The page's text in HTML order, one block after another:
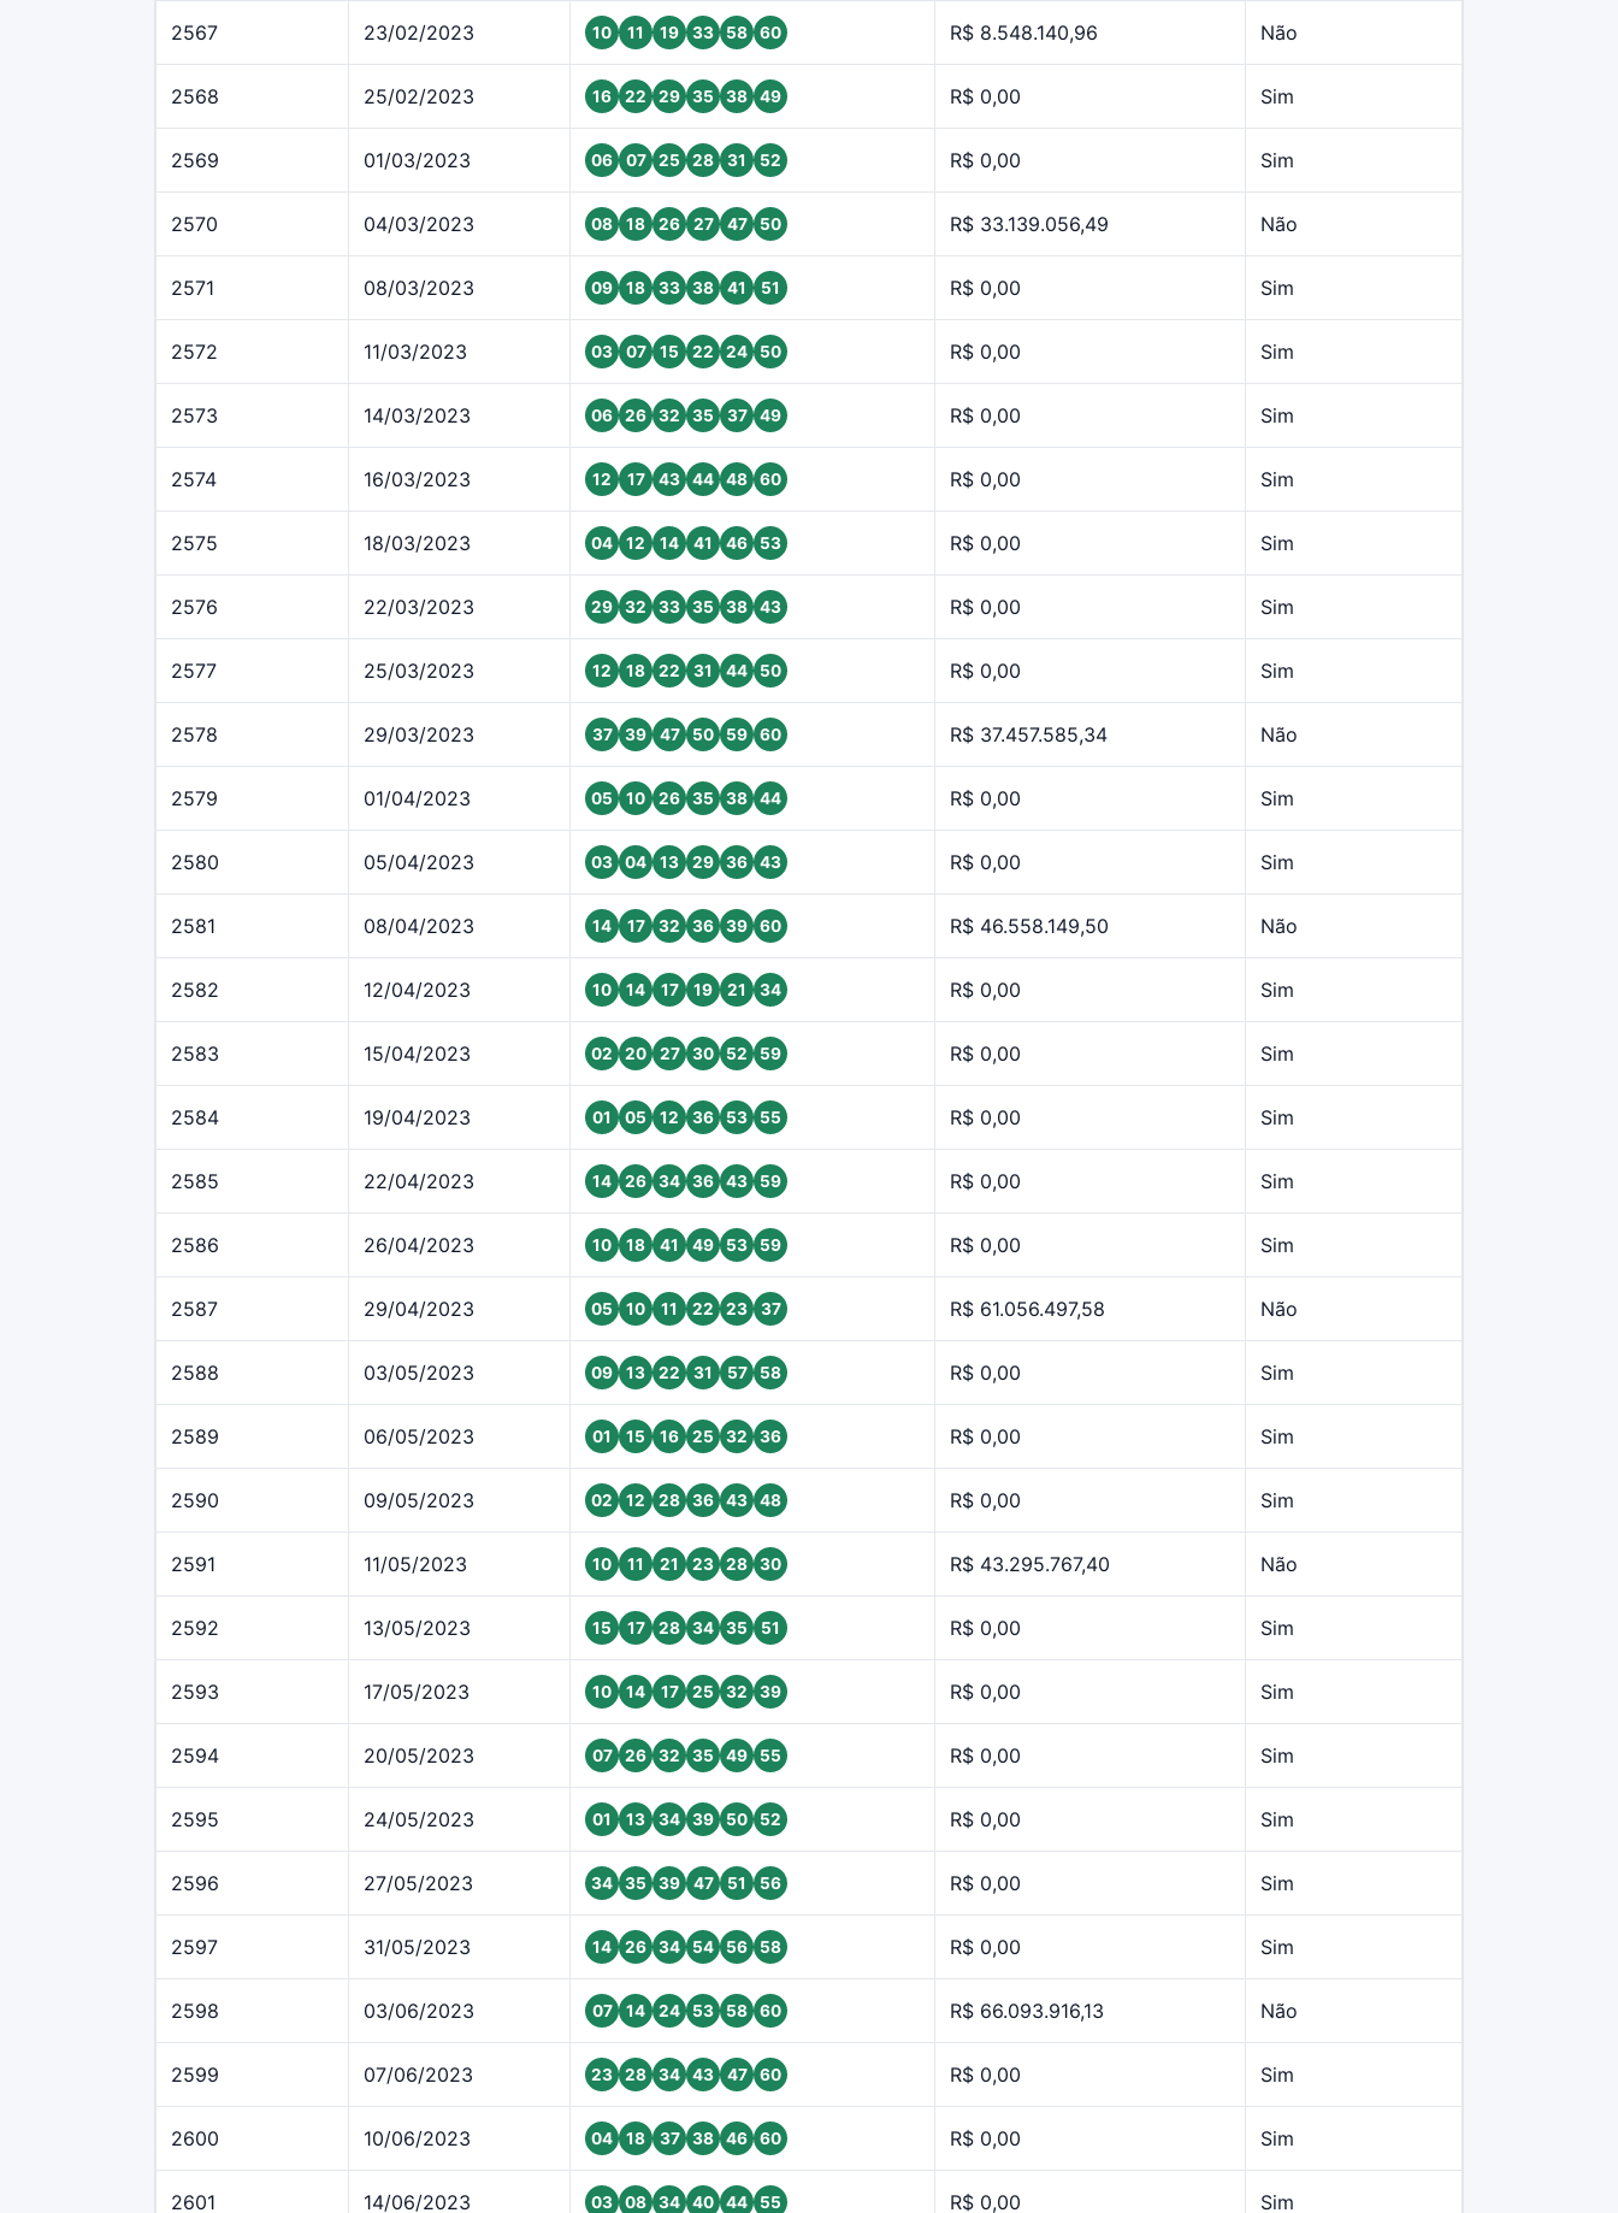
2567 23/02/2023 10 11 19 33 58 60 R$ 8.548.140,96 Não
2568 25/02/2023 16 22 29 35 38 49 R$ 0,00 Sim
2569 01/03/2023 06 07 25 28 31 52 R$ 0,00 Sim
2570 04/03/2023 08 18 26 27 47 50 R$ 33.139.056,49 Não
2571 08/03/2023 09 18 33 38 41 51 R$ 0,00 Sim
2572 11/03/2023 03 07 15 22 24 50 R$ 0,00 Sim
2573 14/03/2023 06 26 32 35 37 49 R$ 0,00 Sim
2574 16/03/2023 12 17 43 44 48 60 R$ 0,00 Sim
2575 18/03/2023 04 12 14 41 46 53 R$ 0,00 Sim
2576 22/03/2023 29 32 33 35 38 43 R$ 0,00 Sim
2577 25/03/2023 12 18 22 31 44 50 R$ 0,00 Sim
2578 29/03/2023 37 39 47 50 59 60 R$ 37.457.585,34 Não
2579 01/04/2023 05 10 26 35 38 44 R$ 0,00 Sim
2580 05/04/2023 03 04 13 29 36 43 R$ 0,00 Sim
2581 08/04/2023 14 17 32 36 39 60 R$ 46.558.149,50 Não
2582 12/04/2023 10 14 17 19 21 34 R$ 0,00 Sim
2583 15/04/2023 02 20 27 30 52 59 R$ 0,00 Sim
2584 19/04/2023 01 05 12 36 53 55 R$ 0,00 Sim
2585 22/04/2023 14 26 34 36 43 59 R$ 0,00 Sim
2586 26/04/2023 10 18 41 49 53 59 R$ 0,00 Sim
2587 29/04/2023 05 10 11 22 23 37 R$ 61.056.497,58 Não
2588 03/05/2023 09 13 22 31 57 58 R$ 0,00 Sim
2589 06/05/2023 01 15 16 25 32 36 R$ 0,00 Sim
2590 09/05/2023 02 12 28 36 43 48 R$ 0,00 Sim
2591 11/05/2023 10 11 21 23 28 30 R$ 43.295.767,40 Não
2592 13/05/2023 15 17 28 34 35 51 R$ 0,00 Sim
2593 17/05/2023 10 14 17 25 32 39 R$ 0,00 Sim
2594 20/05/2023 07 26 32 35 49 55 R$ 0,00 Sim
2595 24/05/2023 01 13 34 39 50 52 R$ 0,00 Sim
2596 27/05/2023 34 35 39 47 51 56 R$ 0,00 Sim
2597 31/05/2023 14 26 34 54 56 58 R$ 0,00 Sim
2598 03/06/2023 07 14 24 53 58 60 R$ 66.093.916,13 Não
2599 07/06/2023 23 28 34 43 47 60 R$ 0,00 Sim
2600 10/06/2023 04 18 37 38 46 60 R$ 0,00 Sim
2601 14/06/2023 03 08 34 40 44 55 R$ 0,00 Sim